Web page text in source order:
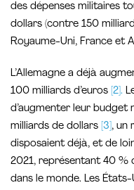
des dépenses militaires
dollars (contre 150
Royaume-Uni, France et
L’Allemagne a déjà
100 milliards d’euros [2].
d’augmenter leur budget
milliards de dollars [3] , un
disposaient déjà, et de
2021, représentant 40 %
dans le monde. Les